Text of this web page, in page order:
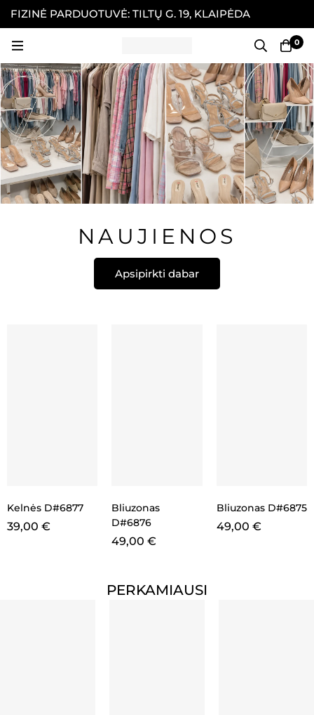
FIZINĖ PARDUOTUVĖ: TILTŲ G. 19, KLAIPĖDA
0
NAUJIENOS
Apsipirkti dabar
Kelnės D#6877
39,00 €
Bliuzonas
D#6876
49,00€
Bliuzonas D#6875
49,00 €
PERKAMIAUSI